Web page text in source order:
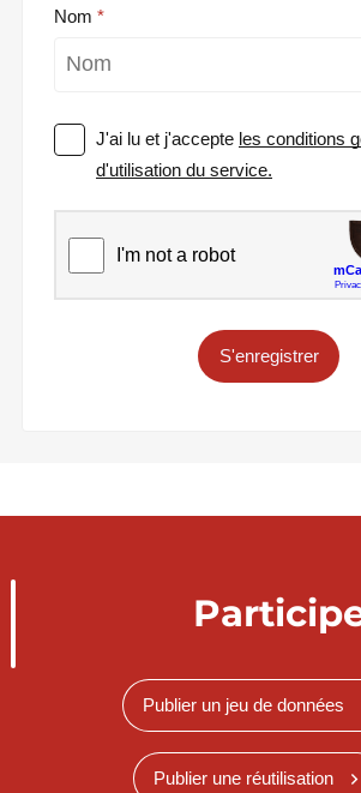
Nom
J'ai lu et j'accepte les conditions
d'utilisation du service.
S'enregistrer
Publier un jeu de données
Publier une réutilisation